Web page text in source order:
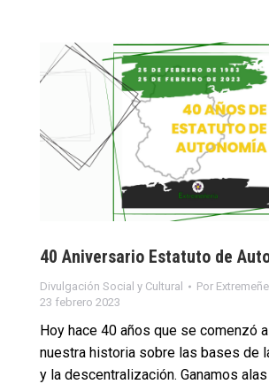
40 Aniversario Estatuto de
Divulgación Social y Cultural Por
23 febrero 2023
Hoy hace 40 años que se comenzó
nuestra historia sobre las bases de
y la descentralización. Ganamos